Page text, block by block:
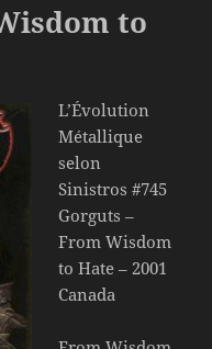
to
L’Évolution
Métallique
selon
Sinistros #745
Gorguts –
From Wisdom
to Hate – 2001
Canada